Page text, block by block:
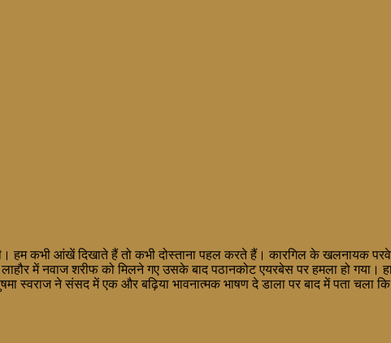
हम कभी आंखें दिखाते हैं तो कभी दोस्ताना पहल करते हैं। कारगिल के खलनायक
में नवाज शरीफ को मिलने गए उसके बाद पठानकोट एयरबेस पर हमला हो गया।
सुषमा स्वराज ने संसद में एक और बढ़िया भावनात्मक भाषण दे डाला पर बाद में पता चला